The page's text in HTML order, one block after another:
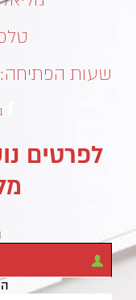
טלפון:
שעות הפתיחה:
לפרטים